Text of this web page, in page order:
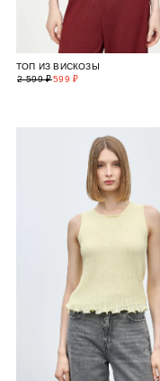
ТОП ИЗ ВИСКОЗЫ
599 ₽
2 599 ₽